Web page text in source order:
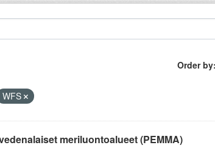
Order by
WFS
meriluontoalueet (PEMMA)